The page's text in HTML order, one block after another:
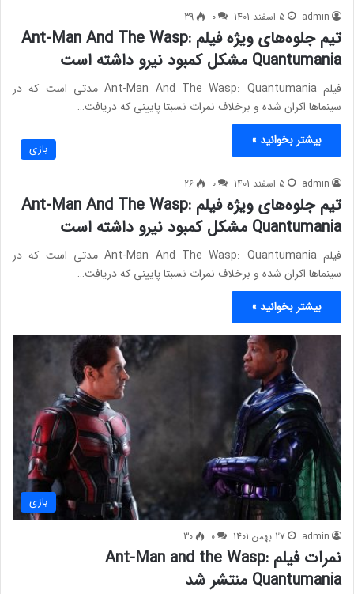
admin 5 اسفند 1401 0
39
تیم جلوه‌های ویژه فیلم Ant-Man And The Wasp:
Quantumania مشکل کمبود نیرو داشته است
فیلم Ant-Man And The Wasp: Quantumania مدتی است که در
سینماها اکران شده و برخلاف نمرات نسبتا پایینی که دریافت…
بیشتر بخوانید »
بازی
admin 5 اسفند 1401 0
26
تیم جلوه‌های ویژه فیلم Ant-Man And The Wasp:
Quantumania مشکل کمبود نیرو داشته است
فیلم Ant-Man And The Wasp: Quantumania مدتی است که در
سینماها اکران شده و برخلاف نمرات نسبتا پایینی که دریافت…
بیشتر بخوانید »
بازی
admin 27 بهمن 1401 0
30
نمرات فیلم Ant-Man and the Wasp:
Quantumania منتشر شد